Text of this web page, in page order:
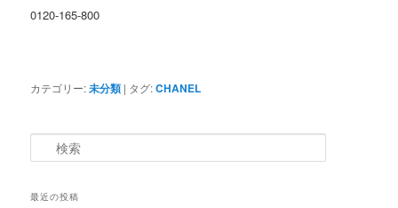
0120-165-800
カテゴリー:未分類 | タグ:CHANEL
最近の投稿